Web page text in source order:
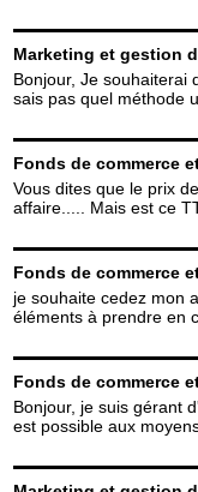
Marketing et gestion
Bonjour, Je souhaiterai
sais pas quel méthode
Fonds de commerce
Vous dites que le prix
affaire..... Mais est ce
Fonds de commerce
je souhaite cedez mon
éléments à prendre en
Fonds de commerce
Bonjour, je suis gérant
est possible aux